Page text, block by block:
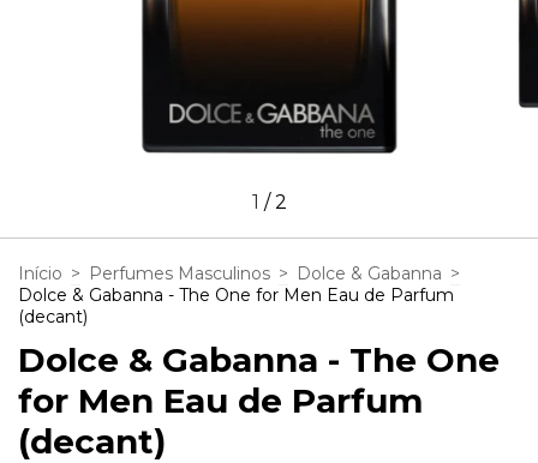
1 /2
Início > Perfumes Masculinos > Dolce & Gabanna >
Dolce & Gabanna - The One for Men Eau de Parfum
(decant)
Dolce & Gabanna - The One
for Men Eau de Parfum
(decant)